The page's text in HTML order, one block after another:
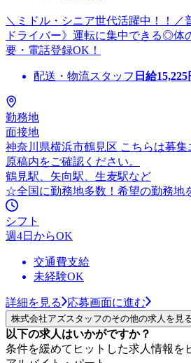
＼ミドル・シニア世代活躍中！！／
ドライバー》運転に集中できる◎体
要・電話登録OK！
配送・物流スタッフ 日給15,225
勤務地
面接地
神奈川県横浜市鶴見区 こちらは募
原稿内をご確認ください。
鶴見駅、矢向駅、生麦駅など
☆全国に勤務地多数！希望の勤務地
シフト
週4日からOK
交通費支給
未経験OK
詳細を見る 応募画面に進む
株式会社アズスタッフのその他の求人を見
以下の求人はいかがですか？
条件を緩めてヒットした求人情報を